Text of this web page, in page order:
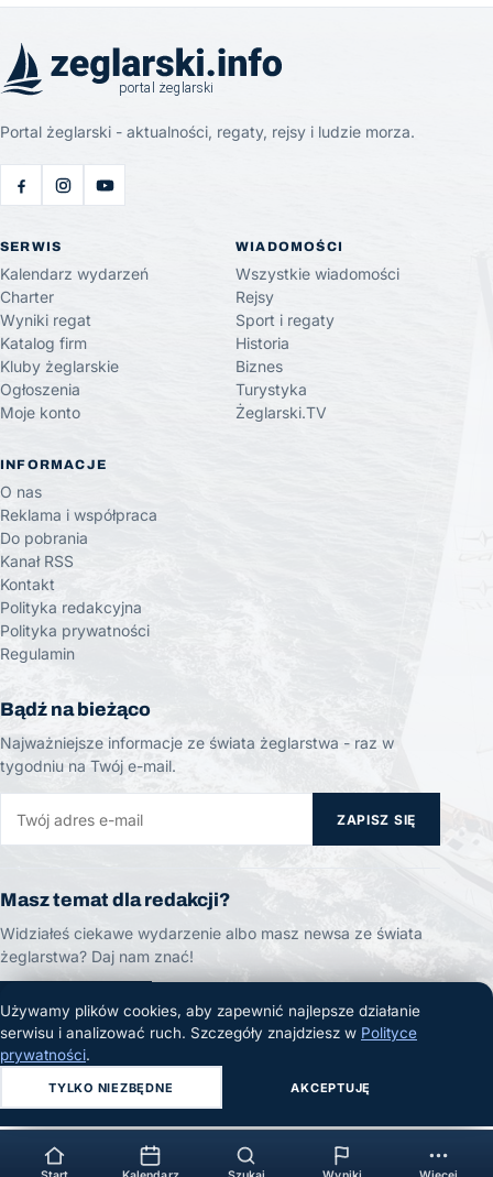
Portal żeglarski - aktualności, regaty, rejsy i ludzie morza.
SERWIS
Kalendarz wydarzeń
Charter
Wyniki regat
Katalog firm
Kluby żeglarskie
Ogłoszenia
Moje konto
WIADOMOŚCI
Wszystkie wiadomości
Rejsy
Sport i regaty
Historia
Biznes
Turystyka
Żeglarski.TV
INFORMACJE
O nas
Reklama i współpraca
Do pobrania
Kanał RSS
Kontakt
Polityka redakcyjna
Polityka prywatności
Regulamin
Bądź na bieżąco
Najważniejsze informacje ze świata żeglarstwa - raz w
tygodniu na Twój e-mail.
ZAPISZ SIĘ
Masz temat dla redakcji?
Widziałeś ciekawe wydarzenie albo masz newsa ze świata
żeglarstwa? Daj nam znać!
ZGŁOŚ TEMAT
© 2026 Żeglarski.info. Wszelkie prawa zastrzeżone.
Używamy plików cookies, aby zapewnić najlepsze działanie
serwisu i analizować ruch. Szczegóły znajdziesz w Polityce
prywatności.
TYLKO NIEZBĘDNE AKCEPTUJĘ